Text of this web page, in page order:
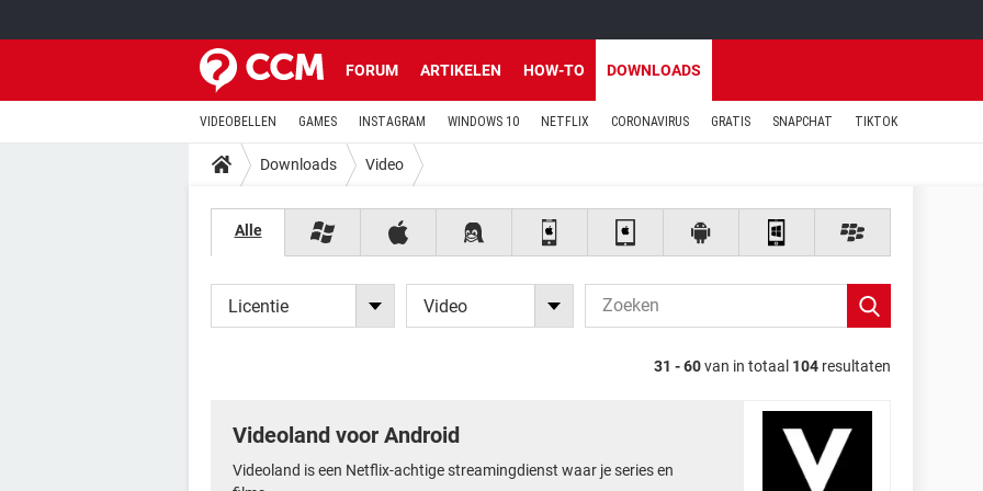
FORUM ARTIKELEN HOW-TO DOWNLOADS
VIDEOBELLEN GAMES INSTAGRAM WINDOWS 10 NETFLIX CORONAVIRUS GRATIS SNAPCHAT TIKTOK
Downloads Video
Alle
Licentie Video
31 - 60van in totaal 104 resultaten
Videoland voor Android
Videoland is een Netflix-achtige streamingdienst waar je series en